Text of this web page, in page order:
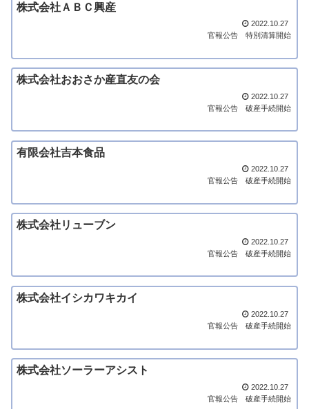
株式会社ＡＢＣ興産
2022.10.27
官報公告
特別清算開始
株式会社おおさか産直友の会
2022.10.27
官報公告
破産手続開始
有限会社吉本食品
2022.10.27
官報公告
破産手続開始
株式会社リューブン
2022.10.27
官報公告
破産手続開始
株式会社イシカワキカイ
2022.10.27
官報公告
破産手続開始
株式会社ソーラーアシスト
2022.10.27
官報公告
破産手続開始